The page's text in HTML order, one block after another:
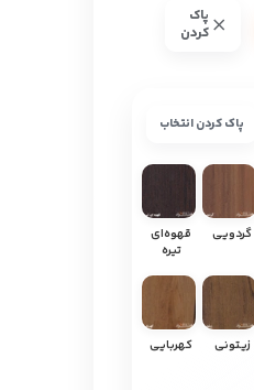
پاک
کردن
پاک کردن انتخاب
گردویی
قهوه‌ای
تیره
زیتونی کهربایی